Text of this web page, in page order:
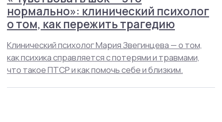
© 2015-2025 Mental Health Center в Москве
Политика конфиденциальности
Договор оферты